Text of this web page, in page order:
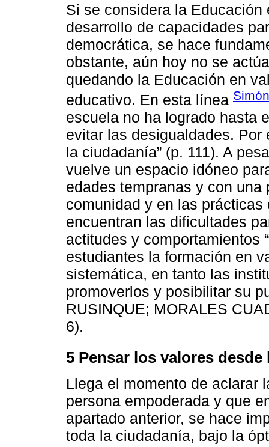
Si se considera la
desarrollo de capacidades
democrática, se hace
obstante, aún hoy no se
quedando la Educación en
educativo. En esta línea
escuela no ha logrado hasta
evitar las desigualdades.
la ciudadanía” (p. 111). A
vuelve un espacio idóneo
edades tempranas y con
comunidad y en las
encuentran las dificultades
actitudes y comportamientos
estudiantes la formación en
sistemática, en tanto las
promoverlos y posibilitar su
RUSINQUE; MORALES
6).
5 Pensar los valores
Llega el momento de aclarar
persona empoderada y que
apartado anterior, se hace
toda la ciudadanía, bajo la